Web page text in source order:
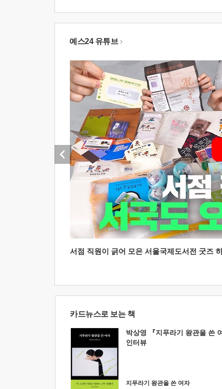
예스24 유튜브
서점 직원이 긁어 모은 서울국제도서전 굿즈
카드뉴스로 보는 책
박상영 『지푸라기 왕관을 쓴
인터뷰
지푸라기 왕관을 쓴 여자